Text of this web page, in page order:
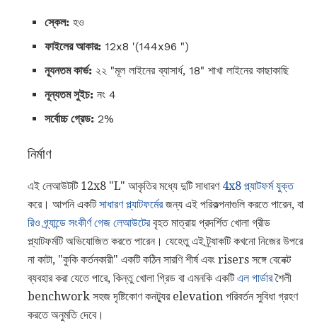
স্কেল: হও
ফাইলের আকার: 12x8 '(144x96 ")
ন্যূনতম কার্ভ: ২২ "মূল লাইনের ব্যাসার্ধ, 18" শাখা লাইনের কাছাকাছি
নূন্যতম সুইচ: নং 4
সর্বোচ্চ গ্রেড: 2%
নির্মাণ
এই লেআউটটি 12x8 "L" আকৃতির মধ্যে দুটি সাধারণ 4x8 প্ল্যাটফর্ম যুক্ত
করে। আপনি একটিসাধারণ প্ল্যাটফর্মেরজন্য এই পরিকল্পনাগুলি করতে পারেন, বা
রিও গ্র্যান্ডে সংকীর্ণ গেজ লেআউটেরবৃহত মাত্রায় প্রদর্শিত খোলা গ্রীড
প্ল্যাটফর্মটি অভিযোজিত করতে পারেন। যেহেতু এই ট্র্যাকটি কখনো নিজের উপরে
না কাটা, "কুকি কর্তনকারী" একটি কঠিন সারণি শীর্ষ এবং risers সঙ্গে বেনেক্ট
ব্যবহার করা যেতে পারে, কিন্তু খোলা গ্রিড বা এমনকি একটিএল গার্ডারশৈলী
benchwork সহজ দৃষ্টিকোণ কনট্যুর elevation পরিবর্তন সুবিধা গ্রহণ
করতে অনুমতি দেবে।